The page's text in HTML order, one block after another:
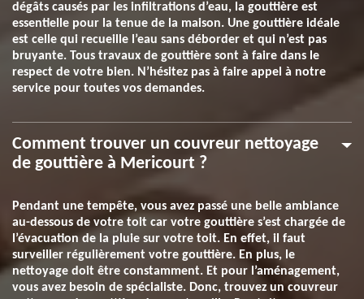
dégâts causés par les infiltrations d’eau, la gouttière est
essentielle pour la tenue de la maison. Une gouttière idéale
est celle qui recueille l’eau sans déborder et qui n’est pas
bruyante. Tous travaux de gouttière sont à faire dans le
respect de votre bien. N’hésitez pas à faire appel à notre
service pour toutes vos demandes.
Comment trouver un couvreur nettoyage
de gouttière à Mericourt ?
Pendant une tempête, vous avez passé une belle ambiance
au-dessous de votre toit car votre gouttière s’est chargée de
l’évacuation de la pluie sur votre toit. En effet, il faut
surveiller régulièrement votre gouttière. En plus, le
nettoyage doit être constamment. Et pour l’aménagement,
vous avez besoin de spécialiste. Donc, trouvez un couvreur